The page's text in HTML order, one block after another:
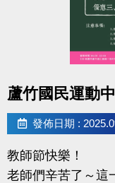
蘆竹國民運動
發佈日期 :
教師節快樂！
老師們辛苦了～這